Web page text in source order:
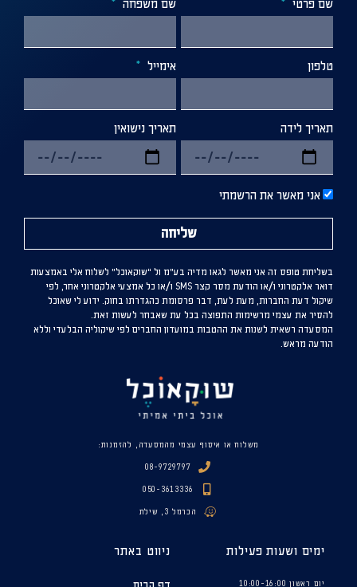
משלוח או איסוף עצמי מהמסעדה, להזמנות:
08-9729797
050-3613336
הכרמל 3, שילת
ימים ושעות פעילות
יום ראשון 10:00-16:00
ניווט באתר
שם פרטי
שם משפחה
טלפון אימייל
תאריך לידה תאריך נישואין
אני מאשר את הרשמתי
שליחה
בשליחת טופס זה אני מאשר לגאו מדיה בע”מ ול “שוקאוכל” לשלוח אלי באמצעות
דואר אלקטרוני ו/או הודעת מסר קצר SMS ו/או כל אמצעי אלקטרוני אחר, לפי
שיקול דעת החברות, מעת לעת, דבר פרסומת כהגדרתו בחוק. ידוע לי שאוכל
להסיר את עצמי מרשימות התפוצה בכל עת שאבחר לעשות זאת.
המסעדה רשאית לשנות את ההטבות במועדון החברים לפי שיקוליה הבלעדי וללא
הודעה מראש.